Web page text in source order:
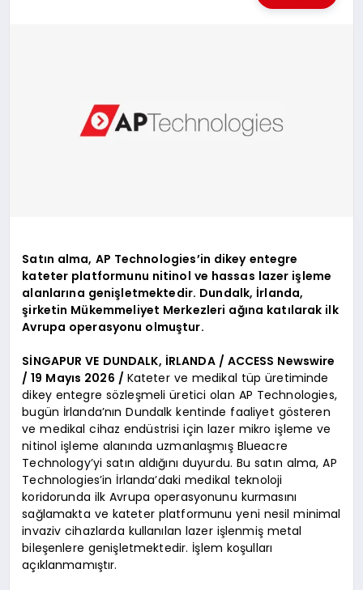
Satın alma, AP Technologies’in dikey entegre
kateter platformunu nitinol ve hassas lazer işleme
alanlarına genişletmektedir. Dundalk, İrlanda,
şirketin Mükemmeliyet Merkezleri ağına katılarak ilk
Avrupa operasyonu olmuştur.
SİNGAPUR VE DUNDALK, İRLANDA / ACCESS Newswire
/ 19 Mayıs 2026 / Kateter ve medikal tüp üretiminde
dikey entegre sözleşmeli üretici olan AP Technologies,
bugün İrlanda’nın Dundalk kentinde faaliyet gösteren
ve medikal cihaz endüstrisi için lazer mikro işleme ve
nitinol işleme alanında uzmanlaşmış Blueacre
Technology’yi satın aldığını duyurdu. Bu satın alma, AP
Technologies’in İrlanda’daki medikal teknoloji
koridorunda ilk Avrupa operasyonunu kurmasını
sağlamakta ve kateter platformunu yeni nesil minimal
invaziv cihazlarda kullanılan lazer işlenmiş metal
bileşenlere genişletmektedir. İşlem koşulları
açıklanmamıştır.